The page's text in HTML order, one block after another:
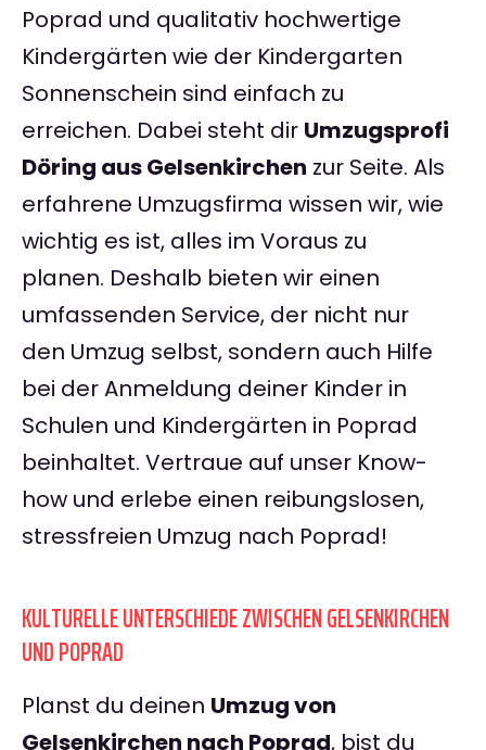
Poprad und qualitativ hochwertige
Kindergärten wie der Kindergarten
Sonnenschein sind einfach zu
erreichen. Dabei steht dir Umzugsprofi
Döring aus Gelsenkirchen zur Seite. Als
erfahrene Umzugsfirma wissen wir, wie
wichtig es ist, alles im Voraus zu
planen. Deshalb bieten wir einen
umfassenden Service, der nicht nur
den Umzug selbst, sondern auch Hilfe
bei der Anmeldung deiner Kinder in
Schulen und Kindergärten in Poprad
beinhaltet. Vertraue auf unser Know-
how und erlebe einen reibungslosen,
stressfreien Umzug nach Poprad!
KULTURELLE UNTERSCHIEDE ZWISCHEN GELSENKIRCHEN
UND POPRAD
Planst du deinen Umzug von
Gelsenkirchen nach Poprad, bist du